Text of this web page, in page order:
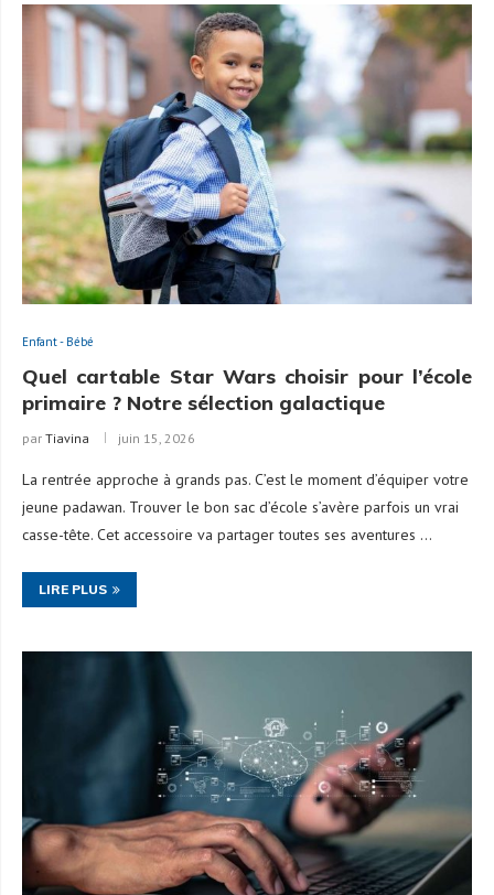
Enfant - Bébé
Quel cartable Star Wars choisir pour l’école
primaire ? Notre sélection galactique
par Tiavina juin 15, 2026
La rentrée approche à grands pas. C’est le moment d’équiper votre
jeune padawan. Trouver le bon sac d’école s’avère parfois un vrai
casse-tête. Cet accessoire va partager toutes ses aventures …
LIRE PLUS